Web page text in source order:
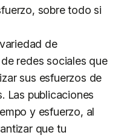
sobre todo si
de
redes sociales que
sus esfuerzos de
Las publicaciones
y esfuerzo, al
que tu